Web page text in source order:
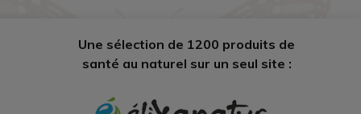
Une sélection de 1200 produits de
santé au naturel sur un seul site :